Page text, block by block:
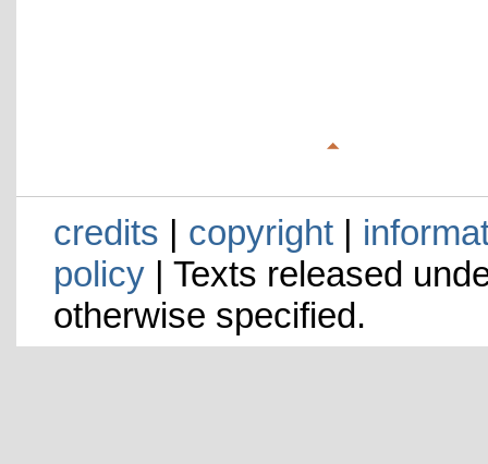
credits | copyright|
policy| Texts released
otherwise specified.